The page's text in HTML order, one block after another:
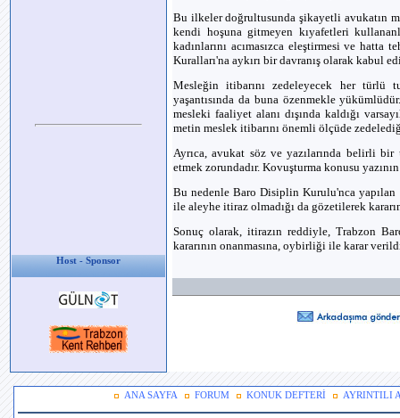
Host - Sponsor
Bu ilkeler doğrultusunda şikayetli avukatın
kendi hoşuna gitmeyen kıyafetleri
kadınlarını acımasızca eleştirmesi ve
Kuralları'na aykırı bir davranış olarak kabul
Mesleğin itibarını zedeleyecek her türlü
yaşantısında da buna özenmekle
mesleki faaliyet alanı dışında kaldığı
metin meslek itibarını önemli ölçüde
Ayrıca, avukat söz ve yazılarında belirli
etmek zorundadır. Kovuşturma konusu
Bu nedenle Baro Disiplin Kurulu'nca
ile aleyhe itiraz olmadığı da gözetilerek
Sonuç olarak, itirazın reddiyle, Trabzon
kararının onanmasına, oybirliği ile karar
ANA SAYFA FORUM KONUK DEFTERİ AYRINTILI